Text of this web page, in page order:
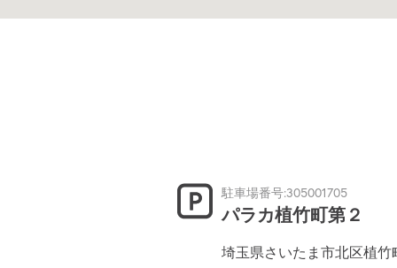
駐車場番号:305001705
パラカ植竹町第２
埼玉県さいたま市北区植竹